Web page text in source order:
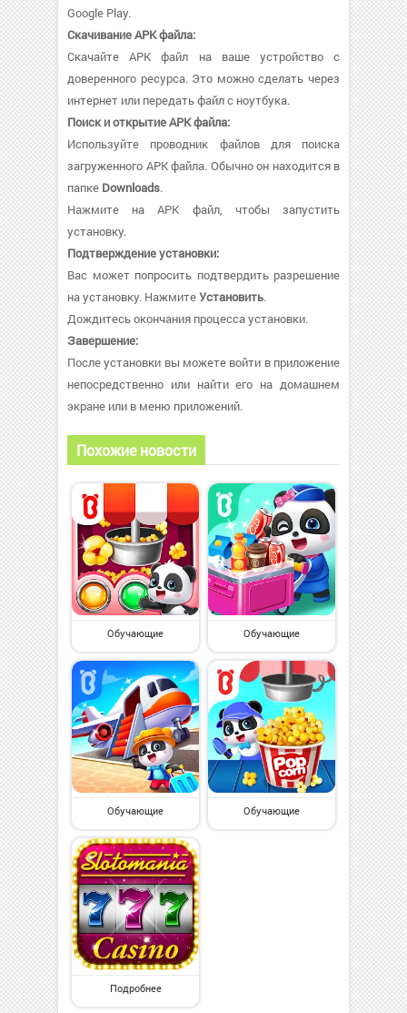
Google Play.
Скачивание APK файла:
Скачайте APK файл на ваше устройство с
доверенного ресурса. Это можно сделать через
интернет или передать файл с ноутбука.
Поиск и открытие APK файла:
Используйте проводник файлов для поиска
загруженного APK файла. Обычно он находится в
папке Downloads.
Нажмите на APK файл, чтобы запустить
установку.
Подтверждение установки:
Вас может попросить подтвердить разрешение
на установку. НажмитеУстановить.
Дождитесь окончания процесса установки.
Завершение:
После установки вы можете войти в приложение
непосредственно или найти его на домашнем
экране или в меню приложений.
Похожие новости
Обучающие Обучающие
Обучающие Обучающие
Подробнее